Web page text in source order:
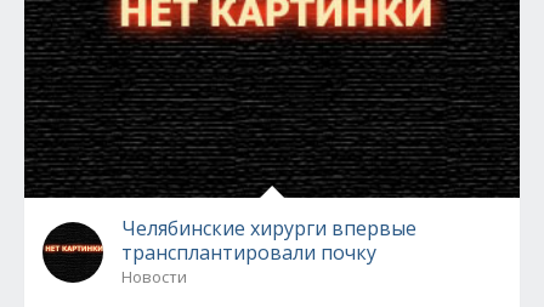
Челябинские хирурги впервые
трансплантировали почку
Новости